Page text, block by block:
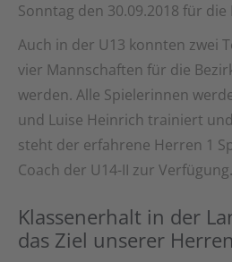
Sonntag den 30.09.2018 für
Auch in der U13 konnten zwei
vier Mannschaften für die
werden. Alle Spielerinnen
und Luise Heinrich trainiert
steht der erfahrene Herren 1
Coach der U14-II zur Verfügung.
Klassenerhalt in der
das Ziel unserer